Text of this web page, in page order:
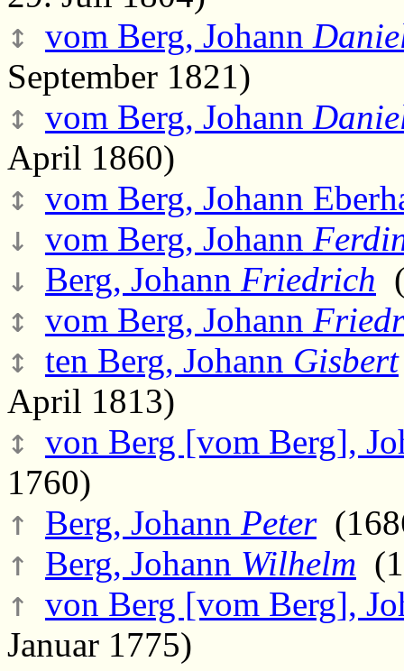
↕ vom Berg, Johann
September 1821)
↕ vom Berg, Johann
April 1860)
↕ vom Berg, Johann
↓ vom Berg, Johann
↓ Berg, Johann Friedrich
↕ vom Berg, Johann
↕ ten Berg, Johann Gisbert
April 1813)
↕ von Berg [vom Berg],
1760)
↑ Berg, Johann Peter
↑ Berg, Johann Wilhelm
↑ von Berg [vom Berg],
Januar 1775)